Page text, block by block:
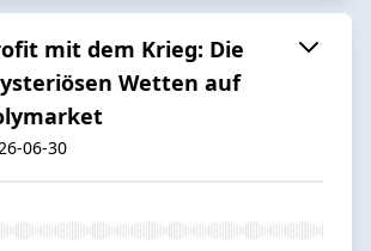
mit dem Krieg: Die
Wetten auf
06-30